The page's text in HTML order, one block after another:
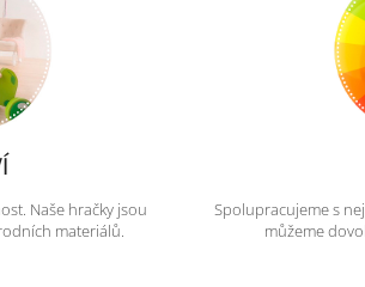
Naše hračky jsou
materiálů.
Spolupracujeme s
můžeme